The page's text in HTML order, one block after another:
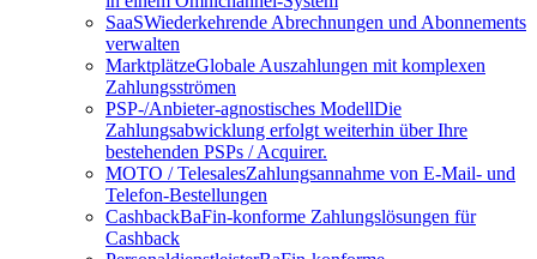
SaaSWiederkehrende Abrechnungen und Abonnements
verwalten
MarktplätzeGlobale Auszahlungen mit komplexen
Zahlungsströmen
PSP-/Anbieter‑agnostisches ModellDie
Zahlungsabwicklung erfolgt weiterhin über Ihre
bestehenden PSPs / Acquirer.
MOTO / TelesalesZahlungsannahme von E-Mail- und
Telefon-Bestellungen
CashbackBaFin-konforme Zahlungslösungen für
Cashback